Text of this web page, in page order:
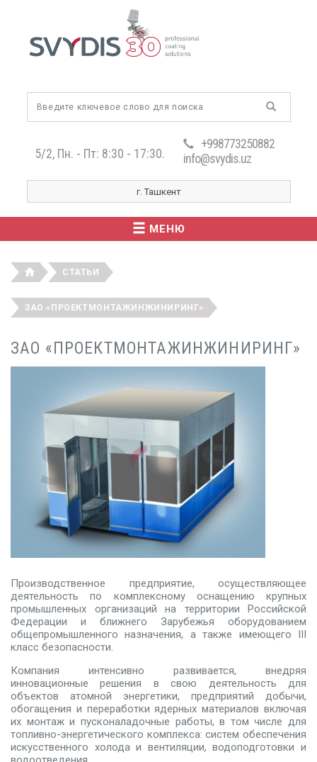
5/2, Пн. - Пт: 8:30 - 17:30.
+998773250882
info@svydis.uz
г. Ташкент
МЕНЮ
СТАТЬИ
ЗАО «ПРОЕКТМОНТАЖИНЖИНИРИНГ»
ЗАО «ПРОЕКТМОНТАЖИНЖИНИРИНГ»
Производственное предприятие, осуществляющее
деятельность по комплексному оснащению крупных
промышленных организаций на территории Российской
Федерации и ближнего Зарубежья оборудованием
общепромышленного назначения, а также имеющего III
класс безопасности.
Компания интенсивно развивается, внедряя
инновационные решения в свою деятельность для
объектов атомной энергетики, предприятий добычи,
обогащения и переработки ядерных материалов включая
их монтаж и пусконаладочные работы, в том числе для
топливно-энергетического комплекса: систем обеспечения
искусственного холода и вентиляции, водоподготовки и